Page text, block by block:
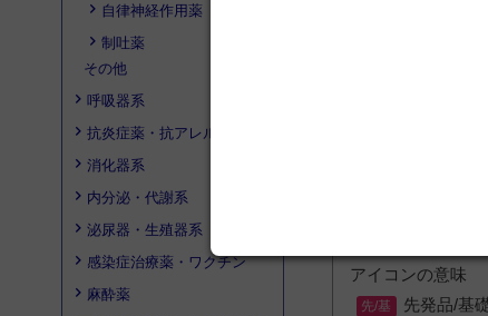
自律神経作用薬
制吐薬
その他
呼吸器系
抗炎症薬・抗アレルギー薬
消化器系
内分泌・代謝系
泌尿器・生殖器系
感染症治療薬・ワクチン
麻酔薬
* 一般薬（OTC
検索結果は、
同じ先発品/基
アイコンの意味
先発品/基